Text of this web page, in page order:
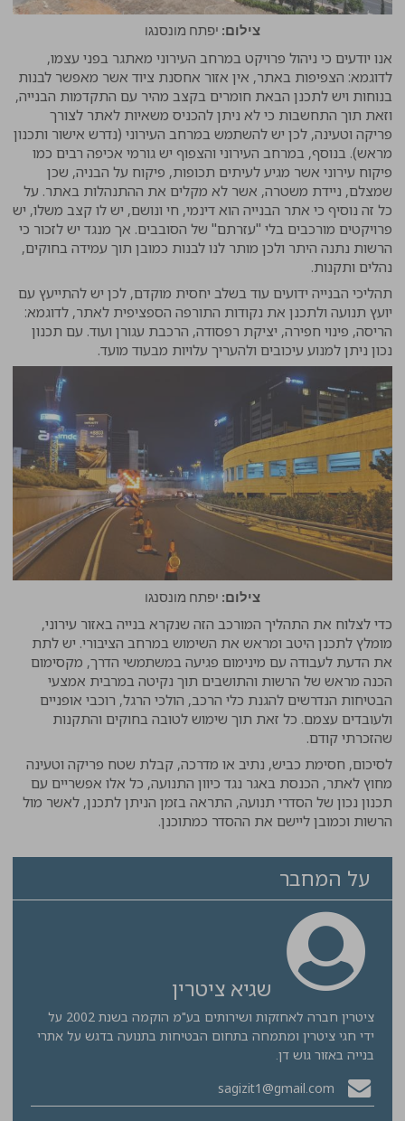
צילום: יפתח מונסנגו
אנו יודעים כי ניהול פרויקט במרחב העירוני מאתגר בפני עצמו,
לדוגמא: הצפיפות באתר, אין אזור אחסנת ציוד אשר מאפשר לבנות
בנוחות ויש לתכנן הבאת חומרים בקצב מהיר עם התקדמות הבנייה,
וזאת תוך התחשבות כי לא ניתן להכניס משאיות לאתר לצורך
פריקה וטעינה, לכן יש להשתמש במרחב העירוני (נדרש אישור ותכנון
מראש). בנוסף, במרחב העירוני והצפוף יש גורמי אכיפה רבים כמו
פיקוח עירוני אשר מגיע לעיתים תכופות, פיקוח על הבניה, שכן
שמצלם, ניידת משטרה, אשר לא מקלים את ההתנהלות באתר. על
כל זה נוסיף כי אתר הבנייה הוא דינמי, חי ונושם, יש לו קצב משלו, יש
פרויקטים מורכבים בלי "עזרתם" של הסובבים. אך מנגד יש לזכור כי
הרשות נתנה היתר ולכן מותר לנו לבנות כמובן תוך עמידה בחוקים,
נהלים ותקנות.
תהליכי הבנייה ידועים עוד בשלב יחסית מוקדם, לכן יש להתייעץ עם
יועץ תנועה ולתכנן את נקודות התורפה הספציפית לאתר, לדוגמא:
הריסה, פינוי חפירה, יציקת רפסודה, הרכבת עגורן ועוד. עם תכנון
נכון ניתן למנוע עיכובים ולהעריך עלויות מבעוד מועד.
צילום: יפתח מונסנגו
כדי לצלוח את התהליך המורכב הזה שנקרא בנייה באזור עירוני,
מומלץ לתכנן היטב ומראש את השימוש במרחב הציבורי. יש לתת
את הדעת לעבודה עם מינימום פגיעה במשתמשי הדרך, מקסימום
הכנה מראש של הרשות והתושבים תוך נקיטה במרבית אמצעי
הבטיחות הנדרשים להגנת כלי הרכב, הולכי הרגל, רוכבי אופניים
ולעובדים עצמם. כל זאת תוך שימוש לטובה בחוקים והתקנות
שהזכרתי קודם.
לסיכום, חסימת כביש, נתיב או מדרכה, קבלת שטח פריקה וטעינה
מחוץ לאתר, הכנסת באגר נגד כיוון התנועה, כל אלו אפשריים עם
תכנון נכון של הסדרי תנועה, התראה בזמן הניתן לתכנן, לאשר מול
הרשות וכמובן ליישם את ההסדר כמתוכנן.
על המחבר
שגיא ציטרין
ציטרין חברה לאחזקות ושירותים בע"מ הוקמה בשנת 2002 על
ידי חגי ציטרין ומתמחה בתחום הבטיחות בתנועה בדגש על אתרי
בנייה באזור גוש דן.
sagizit1@gmail.com